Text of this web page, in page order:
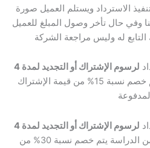
الاسترداد ويستلم العميل صورة
وفي حال تأخر وصول المبلغ للعميل
له وليس مراجعة الشركة
لرسوم الإشتراك أو التجديد لمدة 4
قبل بداية الدراسة يتم خصم نسبة 15% من قيمة الإشتراك
لرسوم الإشتراك أو التجديد لمدة 4
خلال الأسبوع الأول من الدراسة يتم خصم نسبة 30% من